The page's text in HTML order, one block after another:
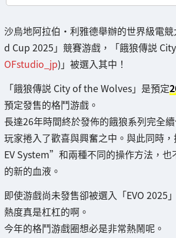
沙烏地阿拉伯・利雅德舉辦的世界級電
d Cup 2025」競賽游戲，「餓狼傳説
OFstudio_jp)」被選入其中！
「餓狼傳説 City of the Wolves」是預定
預定發售的格鬥游戲。
長達26年時間終於發佈的餓狼系列完全
玩家捲入了歡喜與興奮之中。與此同時
EV System”和兩種不同的操作方法，也
的新的血液。
即使游戲尚未發售卻被選入「EVO 2025
熱度真是杠杠的啊。
今年的格鬥游戲圈想必是非常熱鬧呢。